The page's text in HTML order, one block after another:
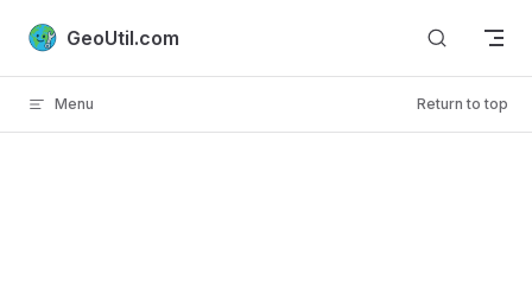
Skip to content
GeoUtil.com
Menu Return to top